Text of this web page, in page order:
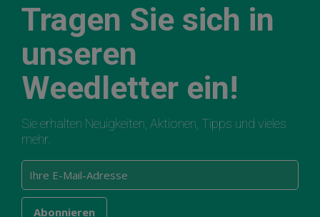
Tragen Sie sich in
unseren
Weedletter ein!
Sie erhalten Neuigkeiten, Aktionen, Tipps und vieles
mehr.